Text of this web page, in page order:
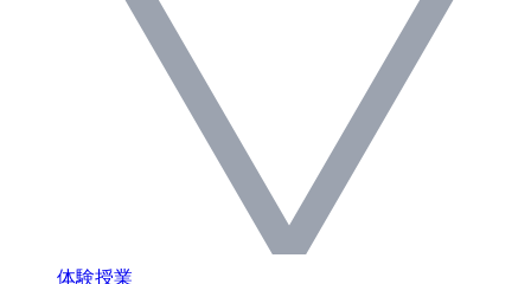
体験授業